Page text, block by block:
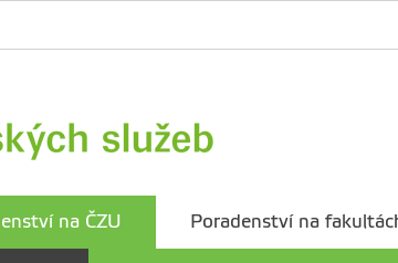
na ČZU Poradenství na